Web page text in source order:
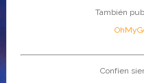
También
Confíen